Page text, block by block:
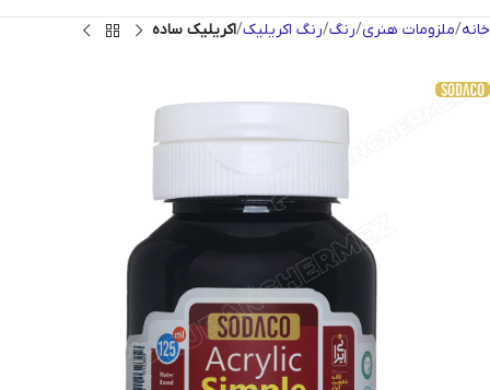
خانه ملزومات هنری رنگ رنگ اکریلیک اکریلیک ساده